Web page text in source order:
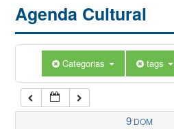
Agenda Cultural
Categorias tags
9 DOM
5:00
7:00